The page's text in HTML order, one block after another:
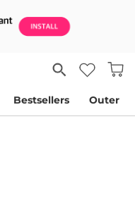
Bestsellers Outer